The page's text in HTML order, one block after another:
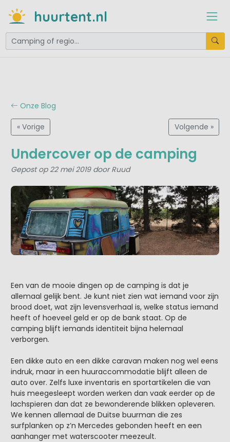
huurtent.nl
Onze Blog
« Vorige Volgende »
Undercover op de camping
Gepost op 22 mei 2019 door Ruud
Een van de mooie dingen op de camping is dat je
allemaal gelijk bent. Je kunt niet zien wat iemand voor zijn
brood doet, wat zijn levensverhaal is, welke status iemand
heeft of hoeveel geld er op de bank staat. Op de
camping blijft iemands identiteit bijna helemaal
verborgen.
Een dikke auto en een dikke caravan maken nog wel eens
indruk, maar in een huuraccommodatie blijft alleen de
auto over. Zelfs luxe inventaris en sportartikelen die van
huis meegesleept worden werken dan vaak eerder op de
lachspieren dan dat ze bewonderende blikken opleveren.
We kennen allemaal de Duitse buurman die zes
surfplanken op z’n Mercedes gebonden heeft en een
aanhanger met waterscooter meezeult.